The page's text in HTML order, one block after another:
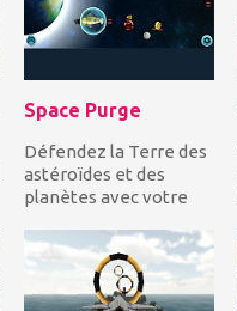
Space Purge
Défendez la Terre des
astéroïdes et des
planètes avec votre
beaucoup de
munition...